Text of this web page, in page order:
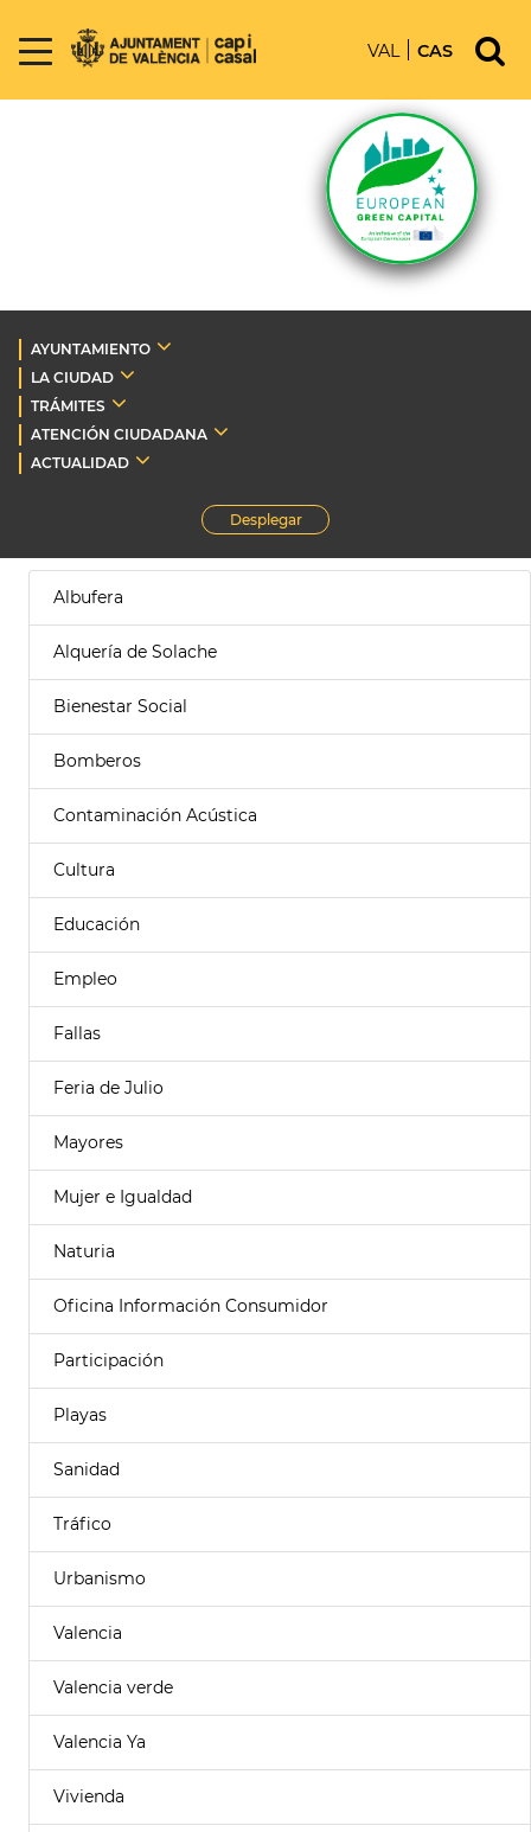
VAL CAS
AYUNTAMIENTO
LA CIUDAD
TRÁMITES
ATENCIÓN CIUDADANA
ACTUALIDAD
Desplegar
Albufera
Alquería de Solache
Bienestar Social
Bomberos
Contaminación Acústica
Cultura
Educación
Empleo
Fallas
Feria de Julio
Mayores
Mujer e Igualdad
Naturia
Oficina Información Consumidor
Participación
Playas
Sanidad
Tráfico
Urbanismo
Valencia
Valencia verde
Valencia Ya
Vivienda